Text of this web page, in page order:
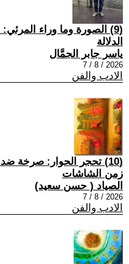
(9) الصورة وما وراء
الدلالة
ياسر جابر الجمَّال
2026 / 8 / 7
الادب والفن
(10) تحجر الحوار: صرخة
زمن الشاشات
الصياد ‏( حسن سعيد‏)
2026 / 8 / 7
الادب والفن